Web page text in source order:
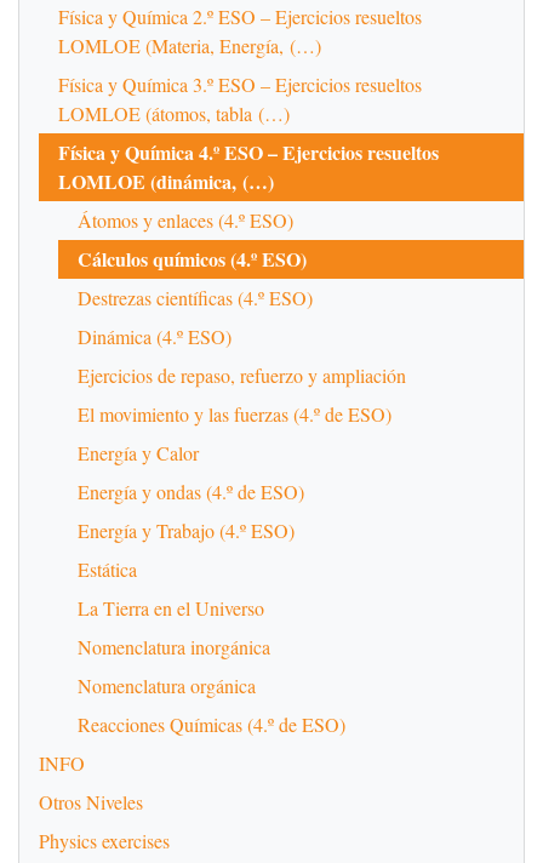
Física y Química 2.º ESO – Ejercicios resueltos
LOMLOE (Materia, Energía, (…)
Física y Química 3.º ESO – Ejercicios resueltos
LOMLOE (átomos, tabla (…)
Física y Química 4.º ESO – Ejercicios resueltos
LOMLOE (dinámica, (…)
Átomos y enlaces (4.º ESO)
Cálculos químicos (4.º ESO)
Destrezas científicas (4.º ESO)
Dinámica (4.º ESO)
Ejercicios de repaso, refuerzo y ampliación
El movimiento y las fuerzas (4.º de ESO)
Energía y Calor
Energía y ondas (4.º de ESO)
Energía y Trabajo (4.º ESO)
Estática
La Tierra en el Universo
Nomenclatura inorgánica
Nomenclatura orgánica
Reacciones Químicas (4.º de ESO)
INFO
Otros Niveles
Physics exercises